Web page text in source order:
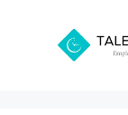
contenido